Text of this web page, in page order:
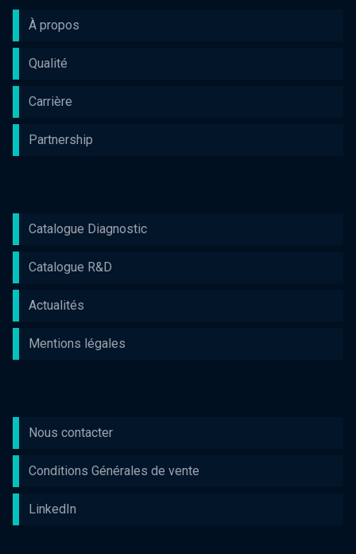
À propos
Qualité
Carrière
Partnership
Catalogue Diagnostic
Catalogue R&D
Actualités
Mentions légales
Nous contacter
Conditions Générales de vente
LinkedIn